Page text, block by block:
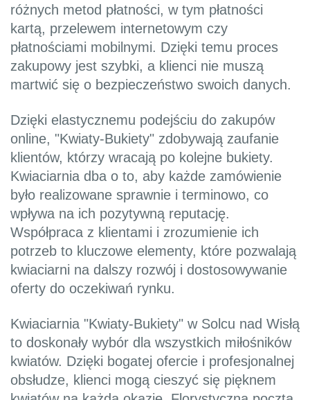
różnych metod płatności, w tym płatności
kartą, przelewem internetowym czy
płatnościami mobilnymi. Dzięki temu proces
zakupowy jest szybki, a klienci nie muszą
martwić się o bezpieczeństwo swoich danych.
Dzięki elastycznemu podejściu do zakupów
online, "Kwiaty-Bukiety" zdobywają zaufanie
klientów, którzy wracają po kolejne bukiety.
Kwiaciarnia dba o to, aby każde zamówienie
było realizowane sprawnie i terminowo, co
wpływa na ich pozytywną reputację.
Współpraca z klientami i zrozumienie ich
potrzeb to kluczowe elementy, które pozwalają
kwiaciarni na dalszy rozwój i dostosowywanie
oferty do oczekiwań rynku.
Kwiaciarnia "Kwiaty-Bukiety" w Solcu nad Wisłą
to doskonały wybór dla wszystkich miłośników
kwiatów. Dzięki bogatej ofercie i profesjonalnej
obsłudze, klienci mogą cieszyć się pięknem